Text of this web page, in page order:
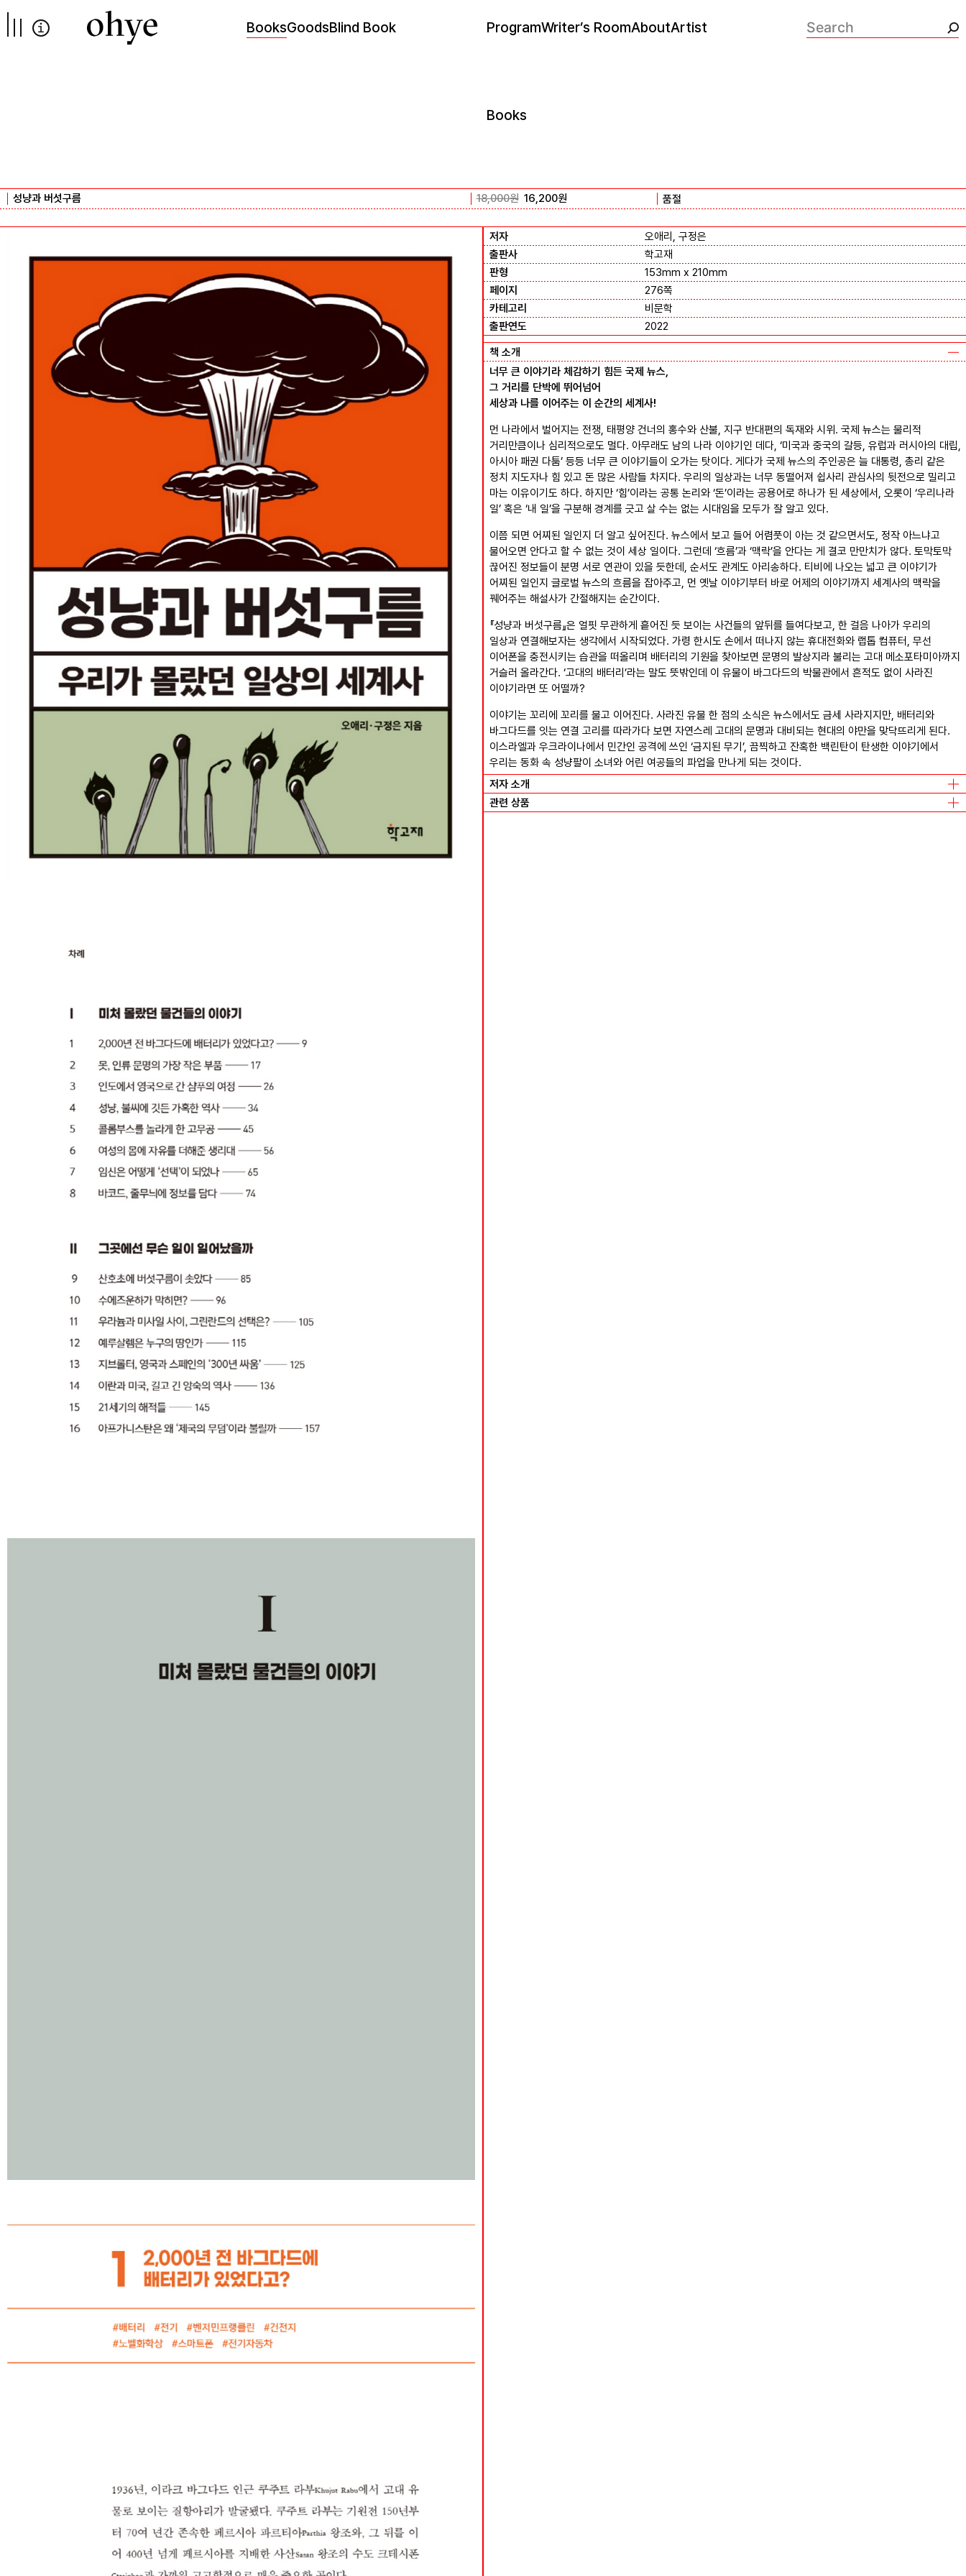
넘어가기
BooksGoodsBlind Book ProgramWriter’s RoomAboutArtist 검색:
Books
성냥과 버섯구름 18,000원 16,200원 품절
저자
오애리, 구정은
출판사
학고재
판형
153mm x 210mm
페이지
276쪽
카테고리
비문학
출판연도
2022
책 소개
너무 큰 이야기라 체감하기 힘든 국제 뉴스,
그 거리를 단박에 뛰어넘어
세상과 나를 이어주는 이 순간의 세계사!
먼 나라에서 벌어지는 전쟁, 태평양 건너의 홍수와 산불, 지구 반대편의 독재와 시위. 국제 뉴스는 물리적
거리만큼이나 심리적으로도 멀다. 아무래도 남의 나라 이야기인 데다, ‘미국과 중국의 갈등, 유럽과 러시아의 대립,
아시아 패권 다툼’ 등등 너무 큰 이야기들이 오가는 탓이다. 게다가 국제 뉴스의 주인공은 늘 대통령, 총리 같은
정치 지도자나 힘 있고 돈 많은 사람들 차지다. 우리의 일상과는 너무 동떨어져 쉽사리 관심사의 뒷전으로 밀리고
마는 이유이기도 하다. 하지만 ‘힘’이라는 공통 논리와 ‘돈’이라는 공용어로 하나가 된 세상에서, 오롯이 ‘우리나라
일’ 혹은 ‘내 일’을 구분해 경계를 긋고 살 수는 없는 시대임을 모두가 잘 알고 있다.
이쯤 되면 어찌된 일인지 더 알고 싶어진다. 뉴스에서 보고 들어 어렴풋이 아는 것 같으면서도, 정작 아느냐고
물어오면 안다고 할 수 없는 것이 세상 일이다. 그런데 ‘흐름’과 ‘맥락’을 안다는 게 결코 만만치가 않다. 토막토막
끊어진 정보들이 분명 서로 연관이 있을 듯한데, 순서도 관계도 아리송하다. 티비에 나오는 넓고 큰 이야기가
어찌된 일인지 글로벌 뉴스의 흐름을 잡아주고, 먼 옛날 이야기부터 바로 어제의 이야기까지 세계사의 맥락을
꿰어주는 해설사가 간절해지는 순간이다.
『성냥과 버섯구름』은 얼핏 무관하게 흩어진 듯 보이는 사건들의 앞뒤를 들여다보고, 한 걸음 나아가 우리의
일상과 연결해보자는 생각에서 시작되었다. 가령 한시도 손에서 떠나지 않는 휴대전화와 랩톱 컴퓨터, 무선
이어폰을 충전시키는 습관을 떠올리며 배터리의 기원을 찾아보면 문명의 발상지라 불리는 고대 메소포타미아까지
거슬러 올라간다. ‘고대의 배터리’라는 말도 뜻밖인데 이 유물이 바그다드의 박물관에서 흔적도 없이 사라진
이야기라면 또 어떨까?
이야기는 꼬리에 꼬리를 물고 이어진다. 사라진 유물 한 점의 소식은 뉴스에서도 금세 사라지지만, 배터리와
바그다드를 잇는 연결 고리를 따라가다 보면 자연스레 고대의 문명과 대비되는 현대의 야만을 맞닥뜨리게 된다.
이스라엘과 우크라이나에서 민간인 공격에 쓰인 ‘금지된 무기’, 끔찍하고 잔혹한 백린탄이 탄생한 이야기에서
우리는 동화 속 성냥팔이 소녀와 어린 여공들의 파업을 만나게 되는 것이다.
저자 소개
관련 상품